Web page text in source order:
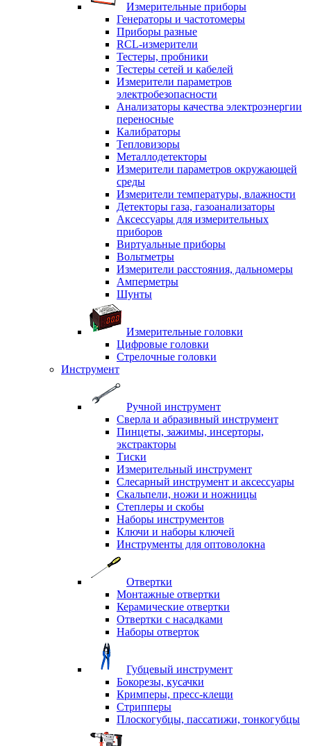
Измерительные приборы
Генераторы и частотомеры
Приборы разные
RCL-измерители
Тестеры, пробники
Тестеры сетей и кабелей
Измерители параметров
электробезопасности
Анализаторы качества электроэнергии
переносные
Калибраторы
Тепловизоры
Металлодетекторы
Измерители параметров окружающей
среды
Измерители температуры, влажности
Детекторы газа, газоанализаторы
Аксессуары для измерительных
приборов
Виртуальные приборы
Вольтметры
Измерители расстояния, дальномеры
Амперметры
Шунты
Измерительные головки
Цифровые головки
Стрелочные головки
Инструмент
Ручной инструмент
Сверла и абразивный инструмент
Пинцеты, зажимы, инсерторы,
экстракторы
Тиски
Измерительный инструмент
Слесарный инструмент и аксессуары
Скальпели, ножи и ножницы
Степлеры и скобы
Наборы инструментов
Ключи и наборы ключей
Инструменты для оптоволокна
Отвертки
Монтажные отвертки
Керамические отвертки
Отвертки с насадками
Наборы отверток
Губцевый инструмент
Бокорезы, кусачки
Кримперы, пресс-клещи
Стрипперы
Плоскогубцы, пассатижи, тонкогубцы